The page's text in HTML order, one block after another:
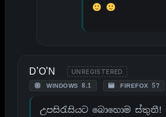
D'O'N UNREGISTERED
WINDOWS 8.1 FIREFOX 57
උපසිරැසියට බොහොම ස්තුතී!